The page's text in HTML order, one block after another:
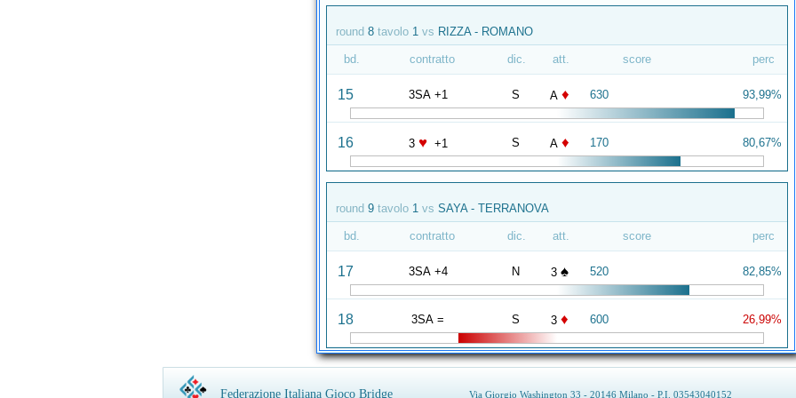
round 8 tavolo 1 vs RIZZA - ROMANO
bd. contratto dic. att. score perc
15 3SA +1 S A ♦ 630 93,99%
16 3 ♥ +1 S A ♦ 170 80,67%
round 9 tavolo 1 vs SAYA - TERRANOVA
bd. contratto dic. att. score perc
17 3SA +4 N 3 ♠ 520 82,85%
18 3SA = S 3 ♦ 600 26,99%
Federazione Italiana Gioco Bridge Via Giorgio Washington 33 - 20146 Milano - P.I. 03543040152